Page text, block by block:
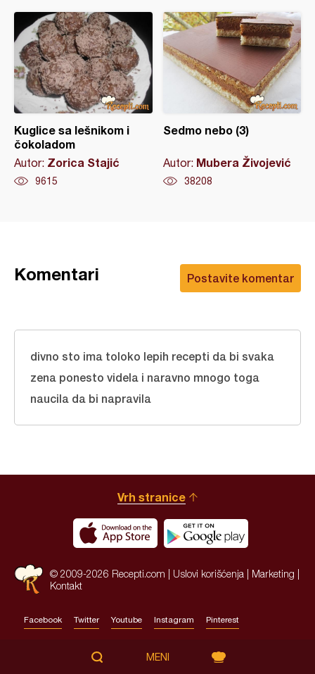
Kuglice sa lešnikom i
čokoladom
Autor: Zorica Stajić
9615
Sedmo nebo (3)
Autor: Mubera Živojević
38208
Postavite komentar
Komentari
divno sto ima toloko lepih recepti da bi svaka
zena ponesto videla i naravno mnogo toga
naucila da bi napravila
Vrh stranice
© 2009-2026 Recepti.com | Uslovi korišćenja Marketing
Kontakt
Facebook Twitter Youtube Instagram Pinterest